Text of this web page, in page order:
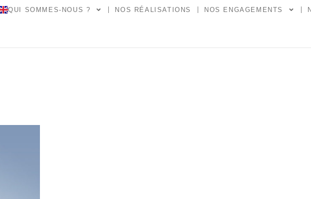
QUI SOMMES-NOUS ? NOS RÉALISATIONS NOS ENGAGEMENTS